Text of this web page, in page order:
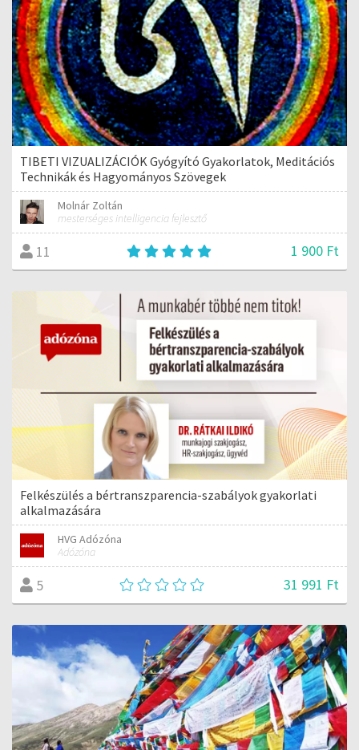
TIBETI VIZUALIZÁCIÓK Gyógyító Gyakorlatok, Meditációs
Technikák és Hagyományos Szövegek
Molnár Zoltán
mesterséges intelligencia fejlesztő
11 1 900 Ft
Felkészülés a bértranszparencia-szabályok gyakorlati
alkalmazására
HVG Adózóna
Adózóna
5 31 991 Ft